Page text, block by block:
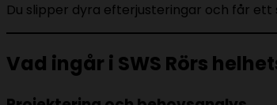
Du slipper dyra efterjusteringar och får
Vad ingår i SWS Rörs